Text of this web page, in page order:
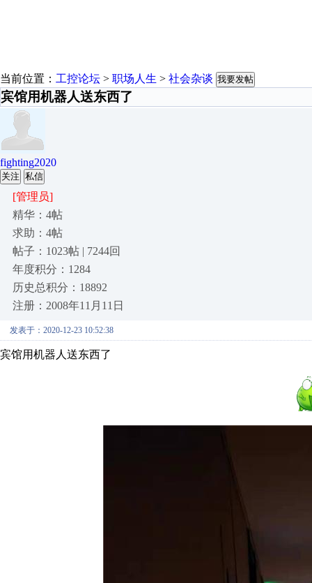
当前位置： 工控论坛 > 职场人生 > 社会杂谈 我要发帖
宾馆用机器人送东西了
fighting2020
关注 私信
[管理员]
精华：4帖
求助：4帖
帖子：1023帖 | 7244回
年度积分：1284
历史总积分：18892
注册：2008年11月11日
发表于：2020-12-23 10:52:38
宾馆用机器人送东西了